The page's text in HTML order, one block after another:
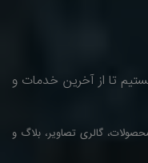
تا از آخرین خدمات و
گالری تصاویر، بلاگ و